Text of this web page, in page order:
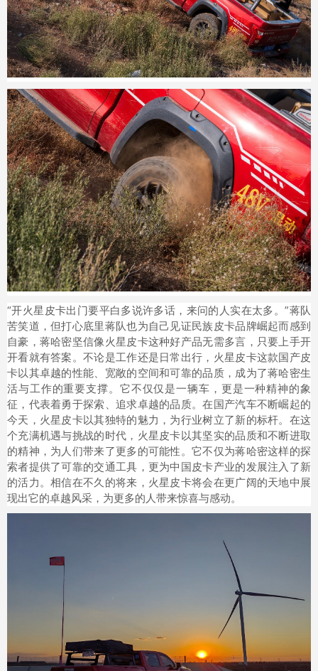
“开火星皮卡出门要平白多说许多话，来问的人实在太多。”蒋队
苦笑道，但打心底里蒋队也为自己见证民族皮卡品牌崛起而感到
自豪，蒋哈密坚信像火星皮卡这种好产品无需多言，只要上手开
开看就有答案。不论是工作还是日常出行，火星皮卡这款国产皮
卡以其卓越的性能、宽敞的空间和可靠的品质，成为了蒋哈密生
活与工作的重要支撑。它不仅仅是一辆车，更是一种精神的象
征，代表着勇于探索、追求卓越的品质。在国产汽车不断崛起的
今天，火星皮卡以其独特的魅力，为行业树立了新的标杆。在这
个充满机遇与挑战的时代，火星皮卡以其坚实的品质和不断进取
的精神，为人们带来了更多的可能性。它不仅为蒋哈密这样的探
索者提供了可靠的交通工具，更为中国皮卡产业的发展注入了新
的活力。相信在不久的将来，火星皮卡将会在更广阔的天地中展
现出它的卓越风采，为更多的人带来惊喜与感动。